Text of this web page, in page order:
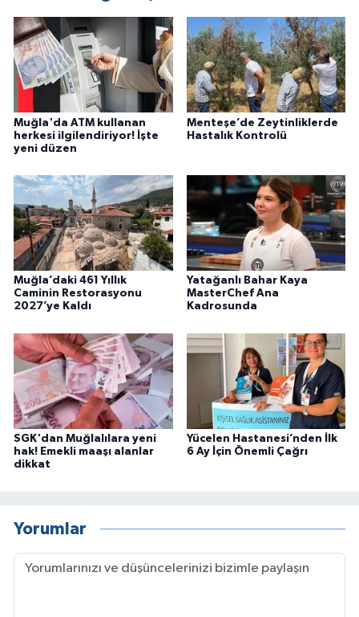
Muğla'da ATM kullanan
herkesi ilgilendiriyor! İşte
yeni düzen
Menteşe’de Zeytinliklerde
Hastalık Kontrolü
Muğla’daki 461 Yıllık
Caminin Restorasyonu
2027’ye Kaldı
Yatağanlı Bahar Kaya
MasterChef Ana
Kadrosunda
SGK'dan Muğlalılara yeni
hak! Emekli maaşı alanlar
dikkat
Yücelen Hastanesi’nden İlk
6 Ay İçin Önemli Çağrı
Yorumlar